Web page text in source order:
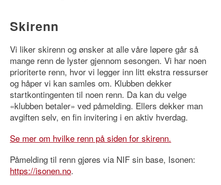
Skirenn
Vi liker skirenn og ønsker at alle våre løpere går så
mange renn de lyster gjennom sesongen. Vi har noen
prioriterte renn, hvor vi legger inn litt ekstra ressurser
og håper vi kan samles om. Klubben dekker
startkontingenten til noen renn. Da kan du velge
«klubben betaler» ved påmelding. Ellers dekker man
avgiften selv, en fin invitering i en aktiv hverdag.
Se mer om hvilke renn på siden for skirenn.
Påmelding til renn gjøres via NIF sin base, Isonen:
https://isonen.no.